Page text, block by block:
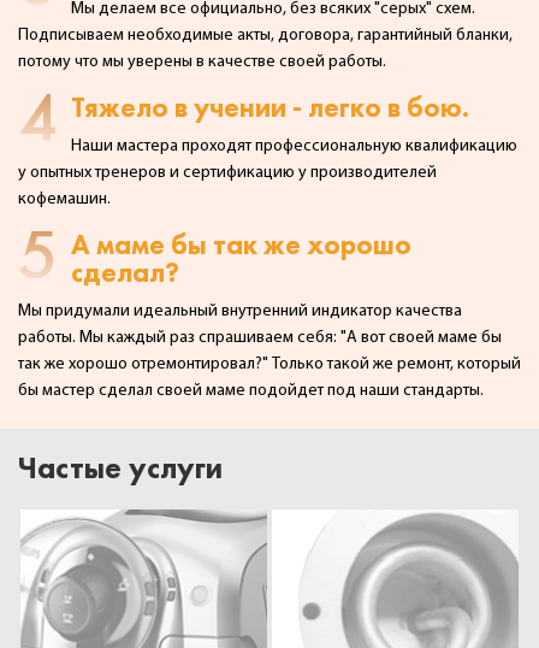
Мы делаем все официально, без всяких "серых" схем.
Подписываем необходимые акты, договора, гарантийный бланки,
потому что мы уверены в качестве своей работы.
4 Тяжело в учении - легко в бою.
Наши мастера проходят профессиональную квалификацию
у опытных тренеров и сертификацию у производителей
кофемашин.
5 А маме бы так же хорошо
сделал?
Мы придумали идеальный внутренний индикатор качества
работы. Мы каждый раз спрашиваем себя: "А вот своей маме бы
так же хорошо отремонтировал?" Только такой же ремонт, который
бы мастер сделал своей маме подойдет под наши стандарты.
Частые услуги